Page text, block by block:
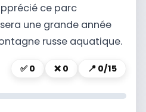
ce parc
une grande année
russe aquatique.
✅ 0 ❌ 0 📍 0/15